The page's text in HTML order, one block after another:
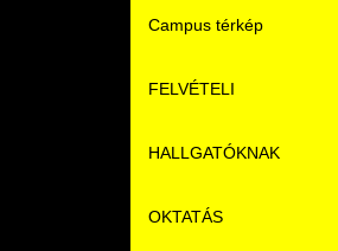
Campus térkép
FELVÉTELI
Pontozási rendszer
Felvetteknek
HALLGATÓKNAK
Képzéseink
OKTATÁS